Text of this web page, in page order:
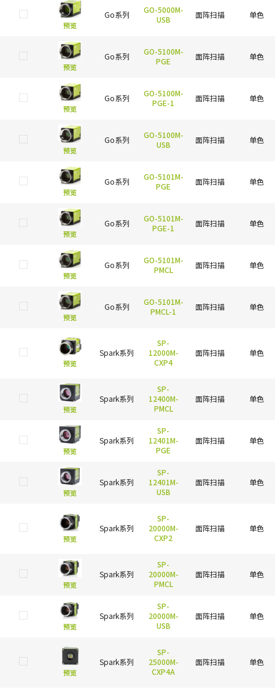
预览
Go系列
GO-5000M-
USB
面阵扫描 单色
预览
Go系列
GO-5100M-
PGE
面阵扫描 单色
预览
Go系列
GO-5100M-
PGE-1
面阵扫描 单色
预览
Go系列
GO-5100M-
USB
面阵扫描 单色
预览
Go系列
GO-5101M-
PGE
面阵扫描 单色
预览
Go系列
GO-5101M-
PGE-1
面阵扫描 单色
预览
Go系列
GO-5101M-
PMCL
面阵扫描 单色
预览
Go系列
GO-5101M-
PMCL-1
面阵扫描 单色
预览
Spark系列
SP-
12000M-
CXP4
面阵扫描 单色
预览
Spark系列
SP-
12400M-
PMCL
面阵扫描 单色
预览
Spark系列
SP-
12401M-
PGE
面阵扫描 单色
预览
Spark系列
SP-
12401M-
USB
面阵扫描 单色
预览
Spark系列
SP-
20000M-
CXP2
面阵扫描 单色
预览
Spark系列
SP-
20000M-
PMCL
面阵扫描 单色
预览
Spark系列
SP-
20000M-
USB
面阵扫描 单色
预览
Spark系列
SP-
25000M-
CXP4A
面阵扫描 单色